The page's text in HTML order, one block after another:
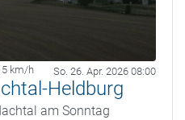
km/h So. 26. Apr. 2026 08:00
Heldburg
am Sonntag